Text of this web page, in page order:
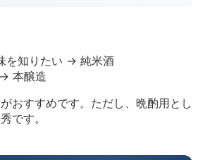
を知りたい → 純米酒
本醸造
おすすめです。ただし、晩酌用とし
です。